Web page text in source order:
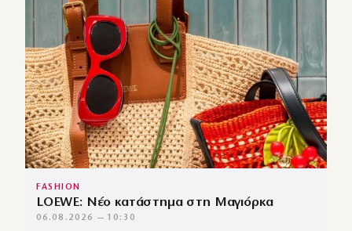
FASHION
LOEWE: Νέο κατάστημα στη Μαγιόρκα
06.08.2026 — 10:30